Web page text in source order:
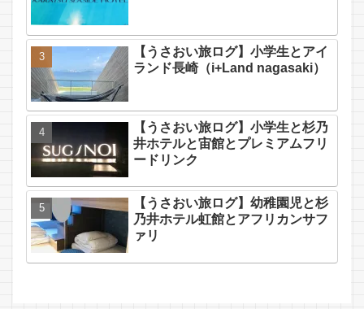
【うさおい旅ログ】小学生とアイ
ランド長崎（i+Land nagasaki）
【うさおい旅ログ】小学生と杉乃
井ホテルと宙館とプレミアムフリ
ードリンク
【うさおい旅ログ】幼稚園児と杉
乃井ホテル虹館とアフリカンサフ
ァリ